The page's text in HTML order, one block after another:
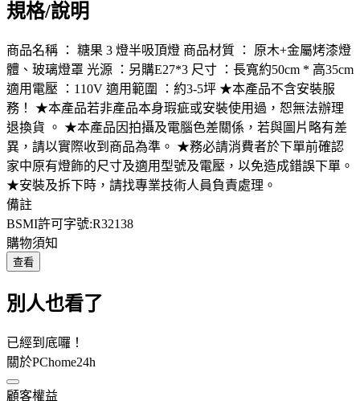
規格/說明
商品名稱 ： 糖果 3 燈半吸頂燈 商品材質 ： 原木+金屬烤漆燈
體、玻璃燈罩 光源 ：另購E27*3 尺寸 ：長寬約50cm * 高35cm
適用電壓 ：110V 適用範圍 ：約3-5坪 ★本產品不含安裝服
務！ ★本產品若非產品本身瑕疵或安裝使用過，恕無法辦理
退換貨 。 ★本產品因拍攝及電腦色差關係，若與圖片略有差
異，請以實際收到商品為準。 ★務必請消費者於下單前確認
家中原有燈飾的尺寸及適用型號及電壓，以免造成錯誤下單。
★安裝及拆下時，請找專業技術人員負責處理。
備註
BSMI許可字號:R32138
購物須知
查看
別人也看了
已經到底囉！
關於PChome24h
顧客權益